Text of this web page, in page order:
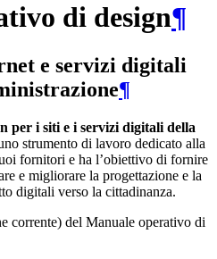
di design¶
e servizi digitali
¶
per i siti e i servizi digitali della
strumento di lavoro dedicato alla
fornitori e ha l’obiettivo di fornire
e migliorare la progettazione e la
digitali verso la cittadinanza.
corrente) del Manuale operativo di